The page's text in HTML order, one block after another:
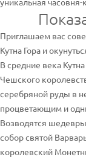
Приглашаем вас
Кутна Гора и
В средние века
Чешского
серебряной руды в
процветающим и
Возводятся
собор святой
королевский